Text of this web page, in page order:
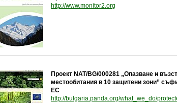
http://www.monitor2.org
Проект NAT/BG/000281 „Опазване и
местообитания в 10 защитени зони”
ЕС
http://bulgaria.panda.org/what_we_do/